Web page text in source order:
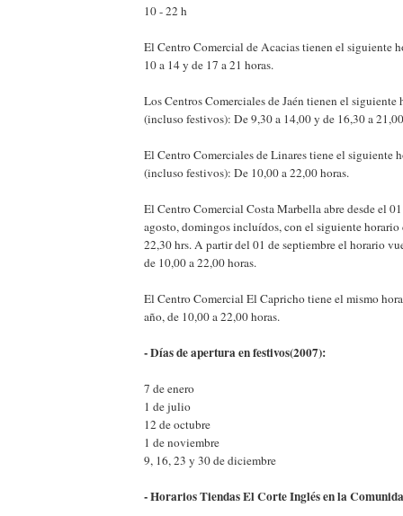
10 - 22 h
El Centro Comercial de Acacias tienen el siguiente
10 a 14 y de 17 a 21 horas.
Los Centros Comerciales de Jaén tienen el siguiente
(incluso festivos): De 9,30 a 14,00 y de 16,30 a
El Centro Comerciales de Linares tiene el siguiente
(incluso festivos): De 10,00 a 22,00 horas.
El Centro Comercial Costa Marbella abre desde el
agosto, domingos incluídos, con el siguiente horario
22,30 hrs. A partir del 01 de septiembre el horario
de 10,00 a 22,00 horas.
El Centro Comercial El Capricho tiene el mismo
año, de 10,00 a 22,00 horas.
- Días de apertura en festivos(2007):
7 de enero
1 de julio
12 de octubre
1 de noviembre
9, 16, 23 y 30 de diciembre
- Horarios Tiendas El Corte Inglés en la